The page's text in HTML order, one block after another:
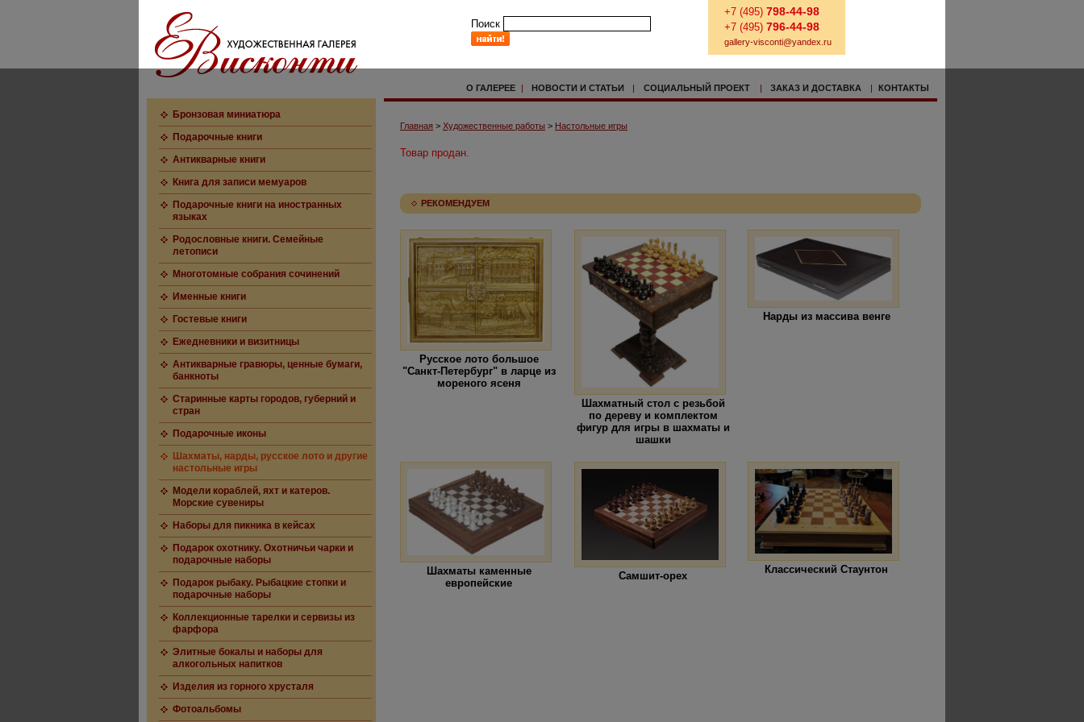
Поиск
+7 (495) 798-44-98
+7 (495) 796-44-98
gallery-visconti@yandex.ru
О ГАЛЕРЕЕ | НОВОСТИ И СТАТЬИ | СОЦИАЛЬНЫЙ ПРОЕКТ | ЗАКАЗ И ДОСТАВКА | КОНТАКТЫ
Бронзовая миниатюра
Подарочные книги
Антикварные книги
Книга для записи мемуаров
Подарочные книги на иностранных
языках
Родословные книги. Семейные
летописи
Многотомные собрания сочинений
Именные книги
Гостевые книги
Ежедневники и визитницы
Антикварные гравюры, ценные бумаги,
банкноты
Старинные карты городов, губерний и
стран
Подарочные иконы
Шахматы, нарды, русское лото и другие
настольные игры
Модели кораблей, яхт и катеров.
Морские сувениры
Наборы для пикника в кейсах
Подарок охотнику. Охотничьи чарки и
подарочные наборы
Подарок рыбаку. Рыбацкие стопки и
подарочные наборы
Коллекционные тарелки и сервизы из
фарфора
Элитные бокалы и наборы для
алкогольных напитков
Изделия из горного хрусталя
Фотоальбомы
Главная > Художественные работы > Настольные игры
Товар продан.
РЕКОМЕНДУЕМ
Русское лото большое
"Санкт-Петербург" в ларце из
мореного ясеня
Шахматный стол с резьбой
по дереву и комплектом
фигур для игры в шахматы и
шашки
Нарды из массива венге
Шахматы каменные
европейские
Самшит-орех
Классический Стаунтон